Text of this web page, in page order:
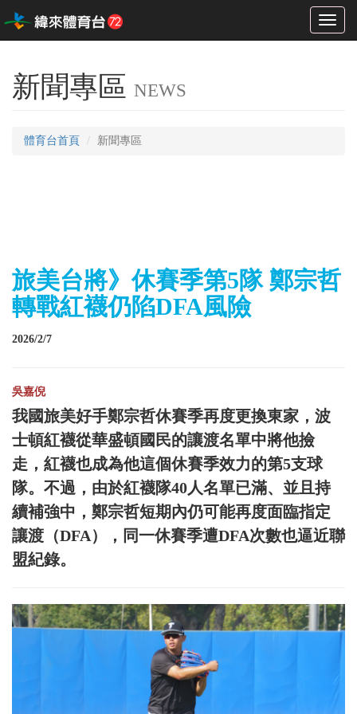
Toggle
新聞專區 NEWS
體育台首頁 新聞專區
旅美台將》休賽季第5隊 鄭宗哲
轉戰紅襪仍陷DFA風險
2026/2/7
吳嘉倪
我國旅美好手鄭宗哲休賽季再度更換東家，波
士頓紅襪從華盛頓國民的讓渡名單中將他撿
走，紅襪也成為他這個休賽季效力的第5支球
隊。不過，由於紅襪隊40人名單已滿、並且持
續補強中，鄭宗哲短期內仍可能再度面臨指定
讓渡（DFA），同一休賽季遭DFA次數也逼近聯
盟紀錄。